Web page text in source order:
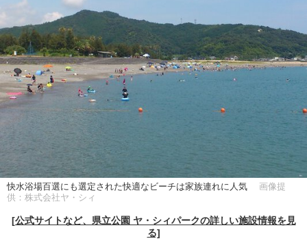
快水浴場百選にも選定された快適なビーチは家族連れに人気
画像提
供：株式会社ヤ・シィ
[公式サイトなど、県立公園 ヤ・シィパークの詳しい施設情報を見
る]